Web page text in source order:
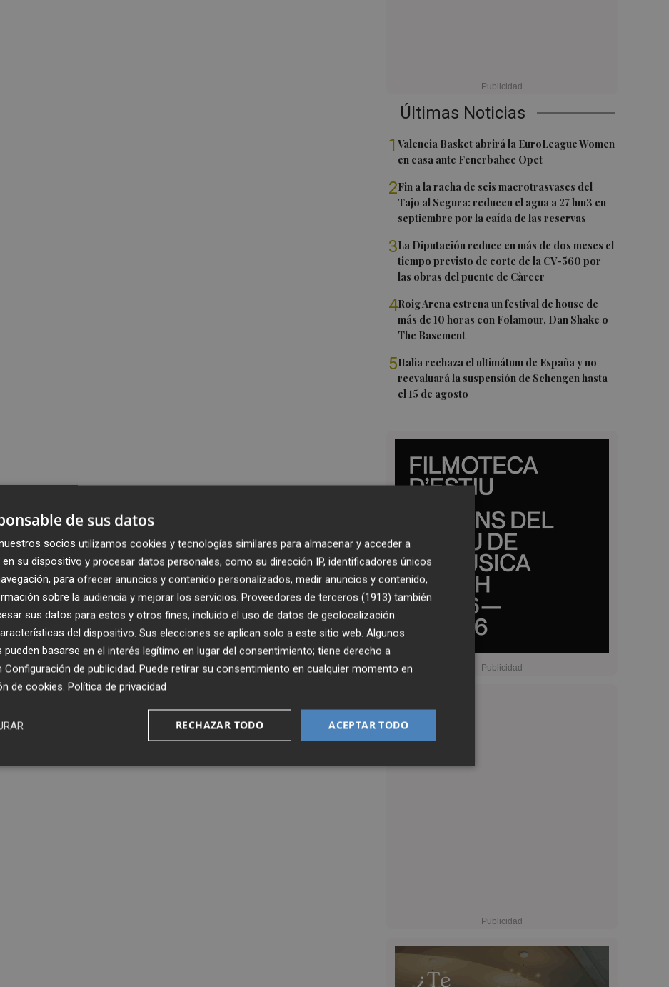
Últimas Noticias
1Valencia Basket abrirá la EuroLeague Women
en casa ante Fenerbahce Opet
2Fin a la racha de seis macrotrasvases del
Tajo al Segura: reducen el agua a 27 hm3 en
septiembre por la caída de las reservas
3La Diputación reduce en más de dos meses el
tiempo previsto de corte de la CV-560 por
las obras del puente de Càrcer
4Roig Arena estrena un festival de house de
más de 10 horas con Folamour, Dan Shake o
The Basement
5Italia rechaza el ultimátum de España y no
reevaluará la suspensión de Schengen hasta
el 15 de agosto
de sus datos
socios utilizamos cookies y tecnologías similares para almacenar y acceder a
su dispositivo y procesar datos personales, como su dirección IP, identificadores únicos
para ofrecer anuncios y contenido personalizados, medir anuncios y contenido,
sobre la audiencia y mejorar los servicios. Proveedores de terceros (1913) también
sus datos para estos y otros fines, incluido el uso de datos de geolocalización
del dispositivo. Sus elecciones se aplican solo a este sitio web. Algunos
pueden basarse en el interés legítimo en lugar del consentimiento; tiene derecho a
Configuración de publicidad. Puede retirar su consentimiento en cualquier momento en
de cookies. Política de privacidad
ACEPTAR TODO
RECHAZAR TODO